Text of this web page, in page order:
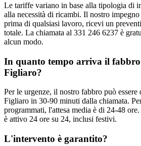
Le tariffe variano in base alla tipologia di
alla necessità di ricambi. Il nostro impegno
prima di qualsiasi lavoro, ricevi un
totale. La chiamata al 331 246 6237 è
alcun modo.
In quanto tempo arriva il fabbro
Figliaro?
Per le urgenze, il nostro fabbro può essere
Figliaro in 30-90 minuti dalla chiamata.
programmati, l'attesa media è di 24-48
è attivo 24 ore su 24, inclusi festivi.
L'intervento è garantito?